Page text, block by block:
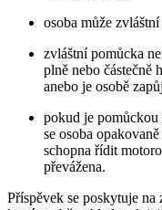
osoba může
zvláštní pomůcka
plně nebo částečně
anebo je osobě
pokud je
se osoba
schopna řídit
převážena.
Příspěvek se poskytuje